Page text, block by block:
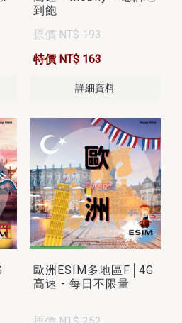
到飽
原價 NT$ 193
特價 NT$ 163
詳細資料
歐洲ESIM多地區F│4G
高速 - 每日不限量